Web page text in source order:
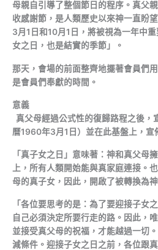
母親自引導了整個節日的程序。真父
收感謝節，是人類歷史以來神一直盼
3月1日和10月1日，將被視為一年中
女之日，也是結實的季節」。
那天，會場的前面整齊地擺著會員們
是會員們奉獻的時間。
意義
真父母經過公式性的復歸路程之後，
曆1960年3月1日）並在此基盤上，宣
「真子女之日」意味著：神和真父母
上，所有人類開始能與真家庭連接。
母的真子女，因此，開啟了被轉換為
「各位要思考的是：為了要迎接子女
自己必須決定所要行走的路。因此，
並接受真父母的祝福，才能越過一切
減條件。迎接子女之日之前，各位跟